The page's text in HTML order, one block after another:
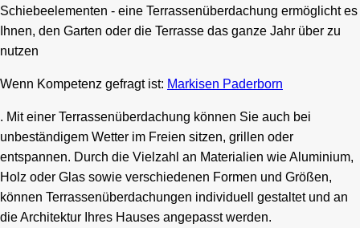
Schiebeelementen - eine Terrassenüberdachung ermöglicht es
Ihnen, den Garten oder die Terrasse das ganze Jahr über zu
nutzen
Wenn Kompetenz gefragt ist: Markisen Paderborn
. Mit einer Terrassenüberdachung können Sie auch bei
unbeständigem Wetter im Freien sitzen, grillen oder
entspannen. Durch die Vielzahl an Materialien wie Aluminium,
Holz oder Glas sowie verschiedenen Formen und Größen,
können Terrassenüberdachungen individuell gestaltet und an
die Architektur Ihres Hauses angepasst werden.